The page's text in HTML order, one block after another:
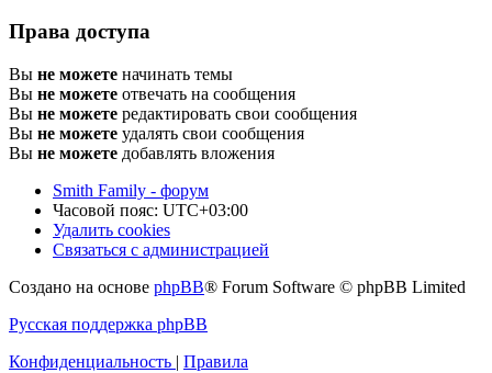
Права доступа
Вы не можете начинать темы
Вы не можете отвечать на сообщения
Вы не можете редактировать свои сообщения
Вы не можете удалять свои сообщения
Вы не можете добавлять вложения
Smith Family - форум
Часовой пояс: UTC+03:00
Удалить cookies
Связаться с администрацией
Создано на основе phpBB® Forum Software © phpBB Limited
Русская поддержка phpBB
Конфиденциальность | Правила